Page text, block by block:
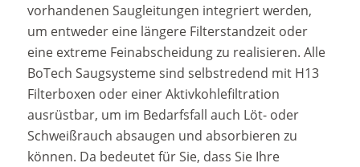
vorhandenen Saugleitungen integriert werden,
um entweder eine längere Filterstandzeit oder
eine extreme Feinabscheidung zu realisieren. Alle
BoTech Saugsysteme sind selbstredend mit H13
Filterboxen oder einer Aktivkohlefiltration
ausrüstbar, um im Bedarfsfall auch Löt- oder
Schweißrauch absaugen und absorbieren zu
können. Da bedeutet für Sie, dass Sie Ihre